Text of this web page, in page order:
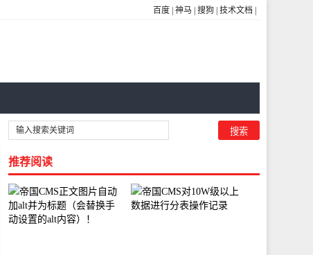
百度 神马 搜狗 技术文档
推荐阅读